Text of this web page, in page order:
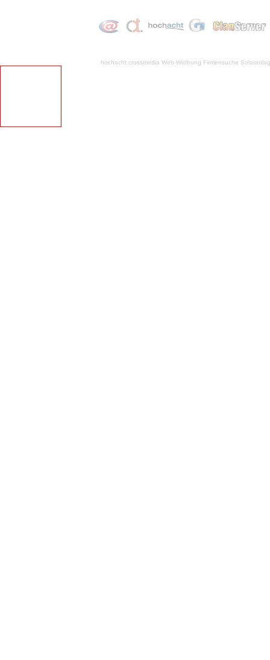
hochacht crossmedia Web-Werbung Firmensuche